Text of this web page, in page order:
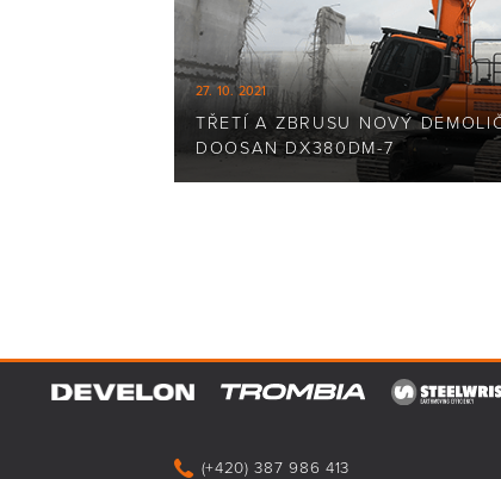
27. 10. 2021
TŘETÍ A ZBRUSU NOVÝ
DOOSAN DX380DM-7
(+420) 387 986 413